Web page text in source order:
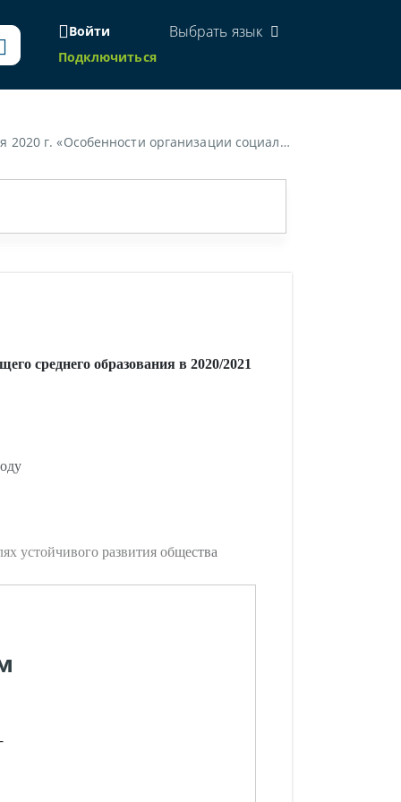
Войти
Подключиться
Выбрать язык
в учреждениях общего среднего образования в 2020/2021 учебном году»
среднего образования в 2020/2021
устойчивого развития общества